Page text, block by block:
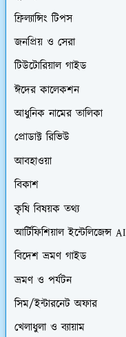
ফ্রিল্যান্সিং টিপস
জনপ্রিয় ও সেরা
টিউটোরিয়াল গাইড
ঈদের কালেকশন
আধুনিক নামের তালিকা
প্রোডাক্ট রিভিউ
আবহাওয়া
বিকাশ
কৃষি বিষয়ক তথ্য
আর্টিফিশিয়াল ইন্টেলিজেন্স AI
বিদেশ ভ্রমণ গাইড
ভ্রমণ ও পর্যটন
সিম/ইন্টারনেট অফার
খেলাধুলা ও ব্যায়াম